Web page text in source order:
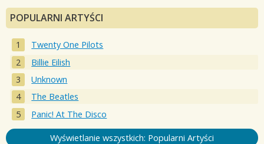
POPULARNI ARTYŚCI
Twenty One Pilots
Billie Eilish
Unknown
The Beatles
Panic! At The Disco
Wyświetlanie wszystkich: Popularni Artyści